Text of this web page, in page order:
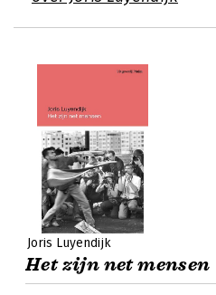
Joris Luyendijk
Het zijn net mensen